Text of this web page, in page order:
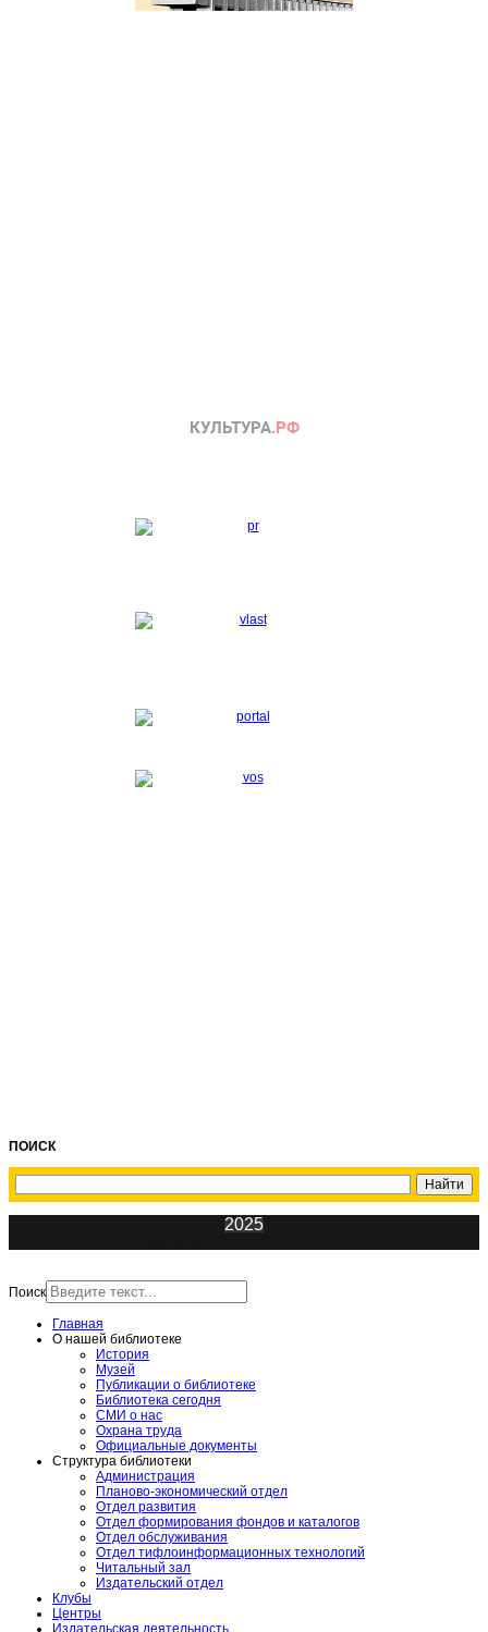
ПОИСК
2025
Поиск
Главная
О нашей библиотеке
История
Музей
Публикации о библиотеке
Библиотека сегодня
СМИ о нас
Охрана труда
Официальные документы
Структура библиотеки
Администрация
Планово-экономический отдел
Отдел развития
Отдел формирования фондов и каталогов
Отдел обслуживания
Отдел тифлоинформационных технологий
Читальный зал
Издательский отдел
Клубы
Центры
Издательская деятельность